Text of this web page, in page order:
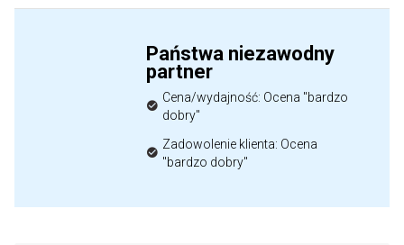
Państwa niezawodny
partner
Cena/wydajność: Ocena "bardzo
dobry"
Zadowolenie klienta: Ocena
"bardzo dobry"